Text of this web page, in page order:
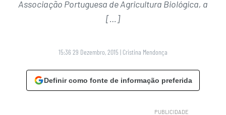
Associação Portuguesa de Agricultura Biológica, a
[…]
15:36 29 Dezembro, 2015 | Cristina Mendonça
Definir como fonte de informação preferida